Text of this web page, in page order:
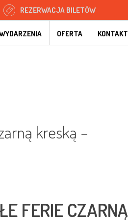
REZERWACJA BILETÓW
OFERTA KONTAKT
kreską –
FERIE CZARNĄ